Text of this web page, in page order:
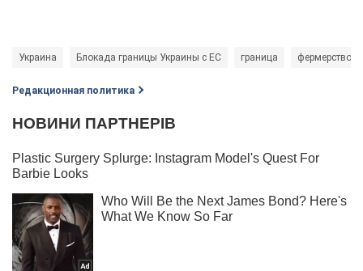
Украина Блокада границы Украины с ЕС граница фермерство
Редакционная политика